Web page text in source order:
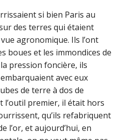
si bien Paris au
des terres qui étaient
agronomique. Ils l’ont
boues et les immondices de
pression foncière, ils
avec eux
de terre à dos de
premier, il était hors
qu’ils refabriquent
l’or, et aujourd’hui, en